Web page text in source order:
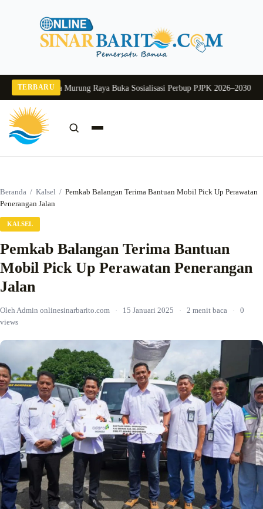
TERBARU
Pj Sekda Murung Raya Buka Sosialisasi Perbup PJPK 2026–2030Dukung
Beranda / Kalsel / Pemkab Balangan Terima Bantuan Mobil Pick Up Perawatan
Penerangan Jalan
KALSEL
Pemkab Balangan Terima Bantuan
Mobil Pick Up Perawatan Penerangan
Jalan
Oleh Admin onlinesinarbarito.com · 15 Januari 2025 · 2 menit baca ·
0
views